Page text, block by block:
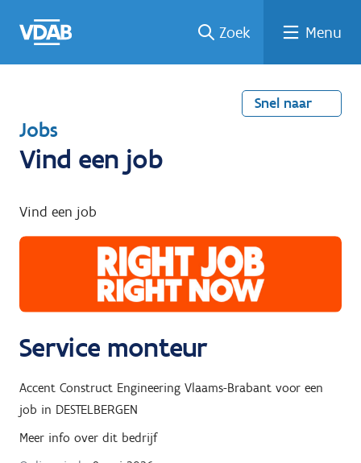
naar
een
een
job
naar
Zoek Menu
Snel naar
T
e
u
g
a
r
Jobs
Vind een job
Vind een job
Service monteur
Accent Construct Engineering Vlaams-Brabant voor een
job in DESTELBERGEN
Meer info over dit bedrijf